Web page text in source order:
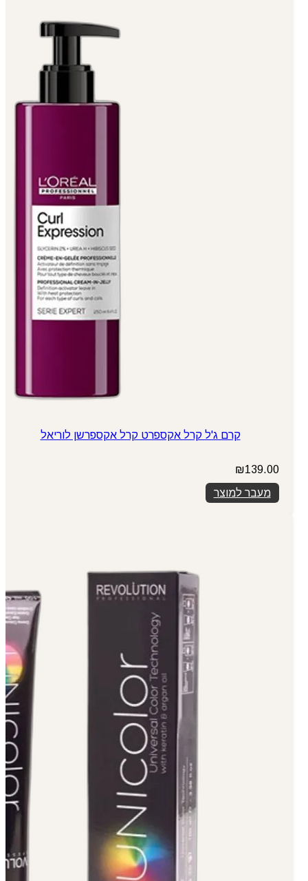
קרם ג'ל קרל אקספרט קרל אקספרשן לוריאל
₪139.00
מעבר למוצר